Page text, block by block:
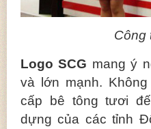
Công
Logo SCG mang ý
và lớn mạnh.
cấp bê tông tươi
dựng của các tỉnh